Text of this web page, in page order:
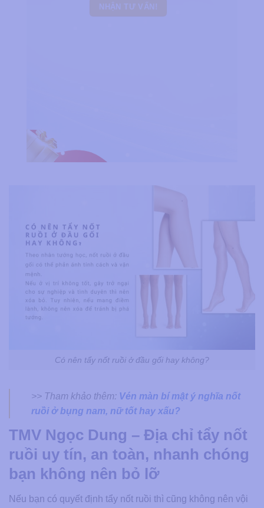
Có nên tẩy nốt ruồi ở đầu gối hay không?
>> Tham khảo thêm: Vén màn bí mật ý nghĩa nốt
ruồi ở bụng nam, nữ tốt hay xấu?
TMV Ngọc Dung – Địa chỉ tẩy nốt
ruồi uy tín, an toàn, nhanh chóng
bạn không nên bỏ lỡ
Nếu bạn có quyết định tẩy nốt ruồi thì cũng không nên vội